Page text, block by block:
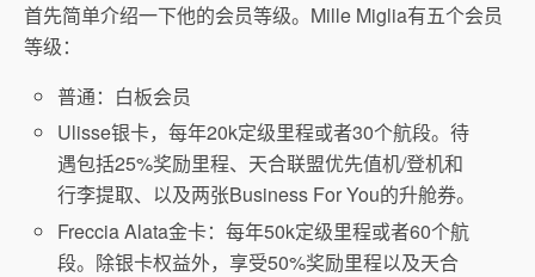
首先简单介绍一下他的会员等级。Mille Miglia有五个会员
等级：
普通：白板会员
Ulisse银卡，每年20k定级里程或者30个航段。待
遇包括25%奖励里程、天合联盟优先值机/登机和
行李提取、以及两张Business For You的升舱券。
Freccia Alata金卡：每年50k定级里程或者60个航
段。除银卡权益外，享受50%奖励里程以及天合